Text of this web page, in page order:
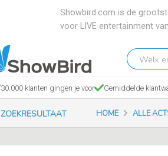
Showbird.com is de
voor LIVE entertainment
Welk
zoek
je?
30.000 klanten gingen je voor Gemiddelde
ZOEKRESULTAAT HOME ALLE